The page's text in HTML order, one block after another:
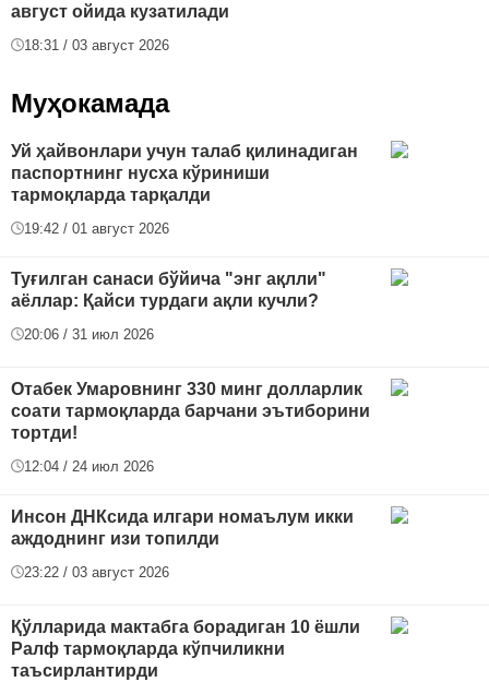
август ойида кузатилади
18:31 / 03 август 2026
Муҳокамада
Уй ҳайвонлари учун талаб қилинадиган
паспортнинг нусха кўриниши
тармоқларда тарқалди
19:42 / 01 август 2026
Туғилган санаси бўйича "энг ақлли"
аёллар: Қайси турдаги ақли кучли?
20:06 / 31 июл 2026
Отабек Умаровнинг 330 минг долларлик
соати тармоқларда барчани эътиборини
тортди!
12:04 / 24 июл 2026
Инсон ДНКсида илгари номаълум икки
аждоднинг изи топилди
23:22 / 03 август 2026
Қўлларида мактабга борадиган 10 ёшли
Ралф тармоқларда кўпчиликни
таъсирлантирди